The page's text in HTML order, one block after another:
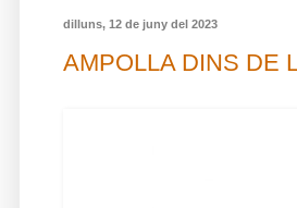
dilluns, 12 de juny del 2023
AMPOLLA DINS DE